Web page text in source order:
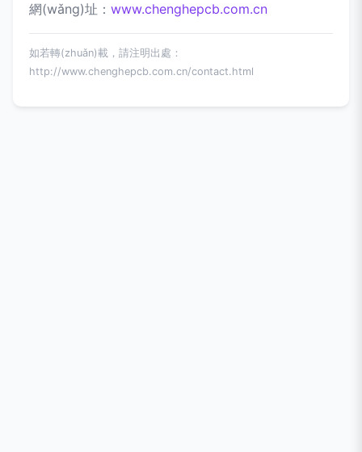
網(wǎng)址： www.chenghepcb.com.cn
如若轉(zhuǎn)載，請注明出處：
http://www.chenghepcb.com.cn/contact.html